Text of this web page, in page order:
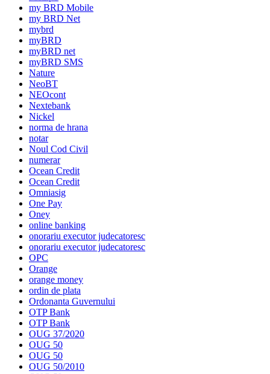
my BRD Mobile
my BRD Net
mybrd
myBRD
myBRD net
myBRD SMS
Nature
NeoBT
NEOcont
Nextebank
Nickel
norma de hrana
notar
Noul Cod Civil
numerar
Ocean Credit
Ocean Credit
Omniasig
One Pay
Oney
online banking
onorariu executor judecatoresc
onorariu executor judecatoresc
OPC
Orange
orange money
ordin de plata
Ordonanta Guvernului
OTP Bank
OTP Bank
OUG 37/2020
OUG 50
OUG 50
OUG 50/2010